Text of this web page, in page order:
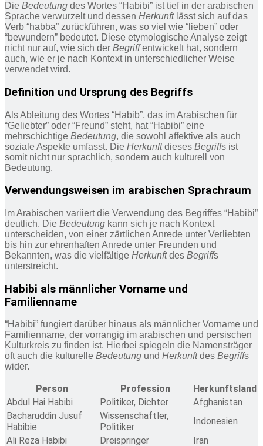
Die Bedeutung des Wortes “Habibi” ist tief in der arabischen
Sprache verwurzelt und dessen Herkunftlässt sich auf das
Verb “habba” zurückführen, was so viel wie “lieben” oder
“bewundern” bedeutet. Diese etymologische Analyse zeigt
nicht nur auf, wie sich der Begriffentwickelt hat, sondern
auch, wie er je nach Kontext in unterschiedlicher Weise
verwendet wird.
Definition und Ursprung des Begriffs
Als Ableitung des Wortes “Habib”, das im Arabischen für
“Geliebter” oder “Freund” steht, hat “Habibi” eine
mehrschichtige Bedeutung, die sowohl affektive als auch
soziale Aspekte umfasst. Die Herkunftdieses Begriffs ist
somit nicht nur sprachlich, sondern auch kulturell von
Bedeutung.
Verwendungsweisen im arabischen Sprachraum
Im Arabischen variiert die Verwendung des Begriffes “Habibi”
deutlich. Die Bedeutung kann sich je nach Kontext
unterscheiden, von einer zärtlichen Anrede unter Verliebten
bis hin zur ehrenhaften Anrede unter Freunden und
Bekannten, was die vielfältige Herkunftdes Begriffs
unterstreicht.
Habibi als männlicher Vorname und
Familienname
“Habibi” fungiert darüber hinaus als männlicher Vorname und
Familienname, der vorrangig im arabischen und persischen
Kulturkreis zu finden ist. Hierbei spiegeln die Namensträger
oft auch die kulturelle Bedeutung und Herkunftdes Begriffs
wider.
Person Profession
Herkunftsland
Abdul Hai Habibi
Politiker, Dichter
Afghanistan
Bacharuddin Jusuf
Habibie
Wissenschaftler,
Politiker
Indonesien
Ali Reza Habibi
Dreispringer Iran